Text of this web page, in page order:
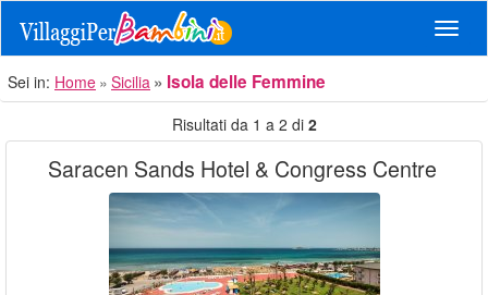
Sei in: Home Sicilia Isola delle Femmine
Risultati da 1 a 2 di 2
Saracen Sands Hotel & Congress Centre